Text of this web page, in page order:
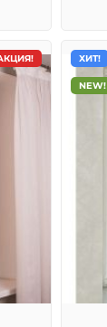
ХИТ!
NEW!